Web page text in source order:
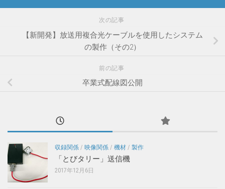
次の記事
【新開発】放送用複合光ケーブルを使用したシステム
の製作（その2）
前の記事
卒業式配線図公開
収録関係 / 映像関係 / 機材 / 製作
「とびタリー」送信機
2017年12月6日